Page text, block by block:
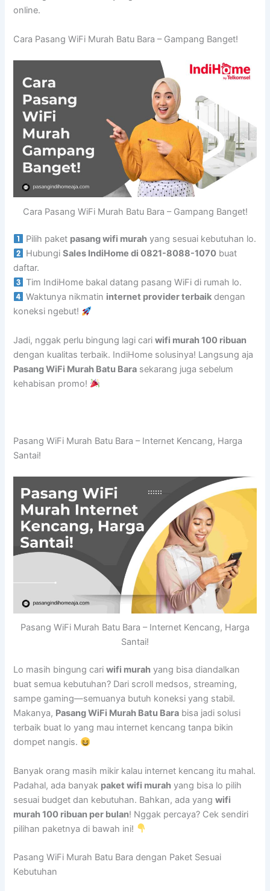
online.
Cara Pasang WiFi Murah Batu Bara – Gampang Banget!
Cara Pasang WiFi Murah Batu Bara – Gampang Banget!
Pilih paket pasang wifi murah yang sesuai kebutuhan lo.
HubungiSales IndiHome di 0821-8088-1070 buat
daftar.
Tim IndiHome bakal datang pasang WiFi di rumah lo.
Waktunya nikmatin internet provider terbaik dengan
koneksi ngebut!
Jadi, nggak perlu bingung lagi cariwifi murah 100 ribuan
dengan kualitas terbaik. IndiHome solusinya! Langsung aja
Pasang WiFi Murah Batu Bara sekarang juga sebelum
kehabisan promo!
Pasang WiFi Murah Batu Bara – Internet Kencang, Harga
Santai!
Pasang WiFi Murah Batu Bara – Internet Kencang, Harga
Santai!
Lo masih bingung cariwifi murah yang bisa diandalkan
buat semua kebutuhan? Dari scroll medsos, streaming,
sampe gaming—semuanya butuh koneksi yang stabil.
Makanya, Pasang WiFi Murah Batu Bara bisa jadi solusi
terbaik buat lo yang mau internet kencang tanpa bikin
dompet nangis.
Banyak orang masih mikir kalau internet kencang itu mahal.
Padahal, ada banyak paket wifi murah yang bisa lo pilih
sesuai budget dan kebutuhan. Bahkan, ada yangwifi
murah 100 ribuan per bulan! Nggak percaya? Cek sendiri
pilihan paketnya di bawah ini!
Pasang WiFi Murah Batu Bara dengan Paket Sesuai
Kebutuhan